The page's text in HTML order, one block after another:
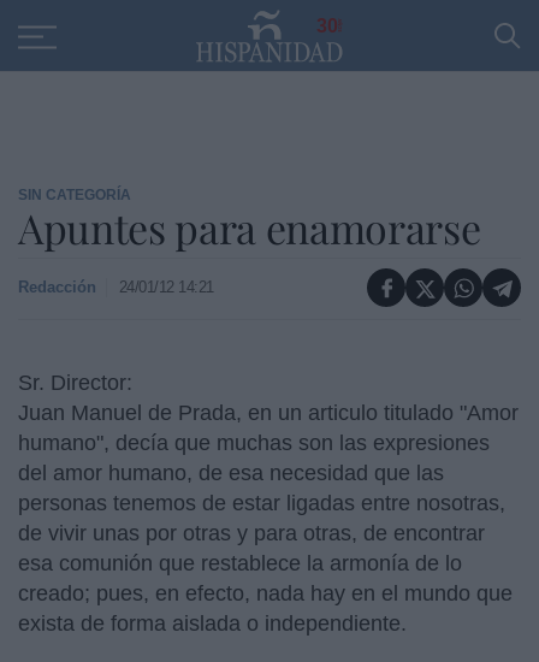
30
SIN CATEGORÍA
Apuntes para enamorarse
Redacción 24/01/12 14:21
Sr. Director:
Juan Manuel de Prada, en un articulo titulado "Amor
humano", decía que muchas son las expresiones
del amor humano, de esa necesidad que las
personas tenemos de estar ligadas entre nosotras,
de vivir unas por otras y para otras, de encontrar
esa comunión que restablece la armonía de lo
creado; pues, en efecto, nada hay en el mundo que
exista de forma aislada o independiente.